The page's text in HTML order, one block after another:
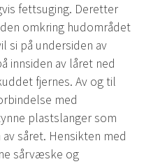
fettsuging. Deretter
omkring hudområdet
si på undersiden av
innsiden av låret ned
fjernes. Av og til
med
plastslanger som
såret. Hensikten med
sårvæske og